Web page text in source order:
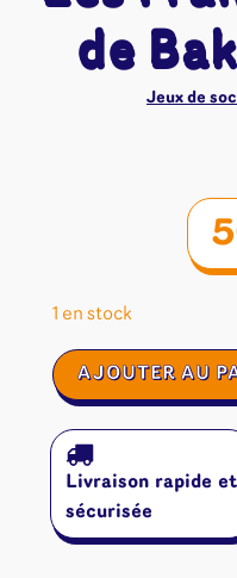
de
Jeux de
1 en stock
quantité
de
Holmes
Détective
Conseil
Les
Francs-
AJOUTER AU
Livraison rapide et
sécurisée